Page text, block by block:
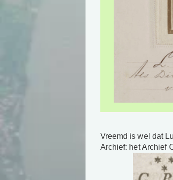
Vreemd is wel dat
Archief: het Archief